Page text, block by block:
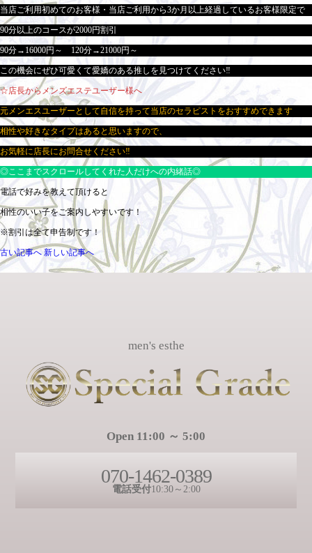
当店ご利用初めてのお客様・当店ご利用から3か月以上経過しているお客様限定で
90分以上のコースが2000円割引
90分→16000円～ 120分→21000円～
この機会にぜひ可愛くて愛嬌のある推しを見つけてください‼
☆店長からメンズエステユーザー様へ
元メンエスユーザーとして自信を持って当店のセラピストをおすすめできます
相性や好きなタイプはあると思いますので、
お気軽に店長にお問合せください‼
◎ここまでスクロールしてくれた人だけへの内緒話◎
電話で好みを教えて頂けると
相性のいい子をご案内しやすいです！
※割引は全て申告制です！
古い記事へ 新しい記事へ
men's esthe
Open 11:00 ～ 5:00
070-1462-0389
電話受付10:30～2:00